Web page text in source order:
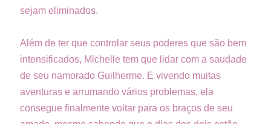
sejam eliminados.
Além de ter que controlar seus poderes que são bem
intensificados, Michelle tem que lidar com a saudade
de seu namorado Guilherme. E vivendo muitas
aventuras e arrumando vários problemas, ela
consegue finalmente voltar para os braços de seu